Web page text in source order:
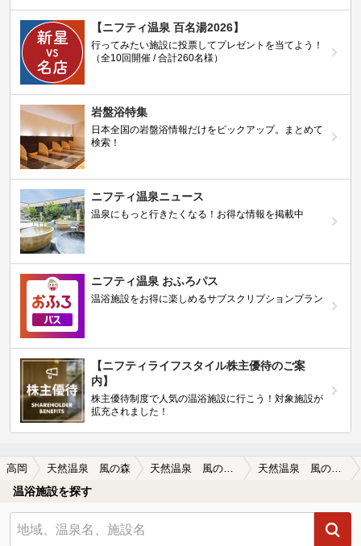
【ニフティ温泉 百名湯2026】
行ってみたい施設に投票してプレゼントを当てよう！
（全10回開催 / 合計260名様）
岩盤浴特集
日本全国の岩盤浴情報だけをピックアップ。まとめて
検索！
ニフティ温泉ニュース
温泉にもっと行きたくなる！お得な情報を掲載中
ニフティ温泉 おふろパス
温浴施設をお得に楽しめるサブスクリプションプラン
【ニフティライフスタイル株主優待のご案
内】
株主優待制度で人気の温浴施設に行こう！対象施設が
拡充されました！
高岡 天然温泉 風の森
温浴施設を探す